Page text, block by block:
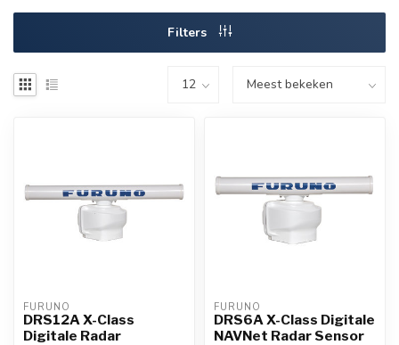
Filters
FURUNO
DRS12A X-Class
Digitale Radar
FURUNO
DRS6A X-Class Digitale
NAVNet Radar Sensor